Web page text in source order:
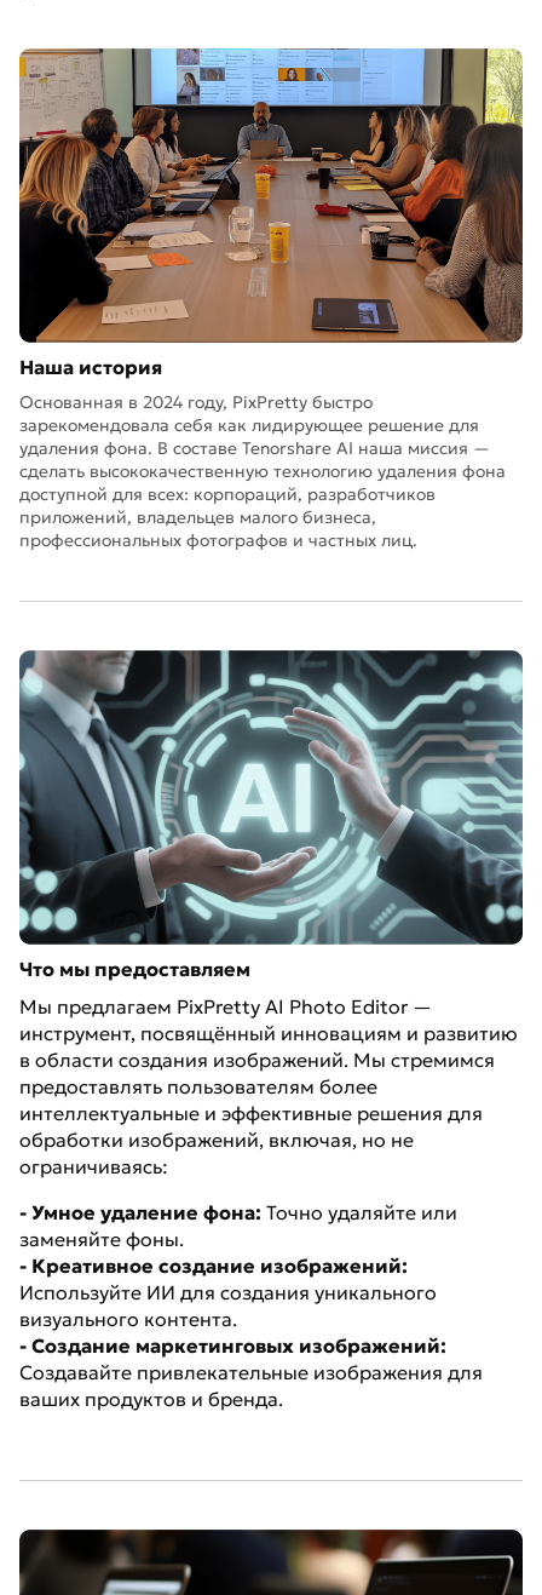
Наша история
Основанная в 2024 году, PixPretty быстро
зарекомендовала себя как лидирующее решение для
удаления фона. В составе Tenorshare AI наша миссия —
сделать высококачественную технологию удаления фона
доступной для всех: корпораций, разработчиков
приложений, владельцев малого бизнеса,
профессиональных фотографов и частных лиц.
Что мы предоставляем
Мы предлагаем PixPretty AI Photo Editor —
инструмент, посвящённый инновациям и развитию
в области создания изображений. Мы стремимся
предоставлять пользователям более
интеллектуальные и эффективные решения для
обработки изображений, включая, но не
ограничиваясь:
- Умное удаление фона: Точно удаляйте или
заменяйте фоны.
- Креативное создание изображений:
Используйте ИИ для создания уникального
визуального контента.
- Создание маркетинговых изображений:
Создавайте привлекательные изображения для
ваших продуктов и бренда.